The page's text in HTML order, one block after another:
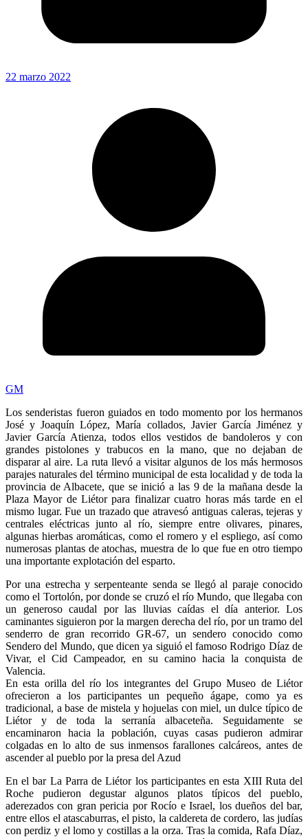
22 marzo 2022
GM
Los senderistas fueron guiados en todo momento por los hermanos
José y Joaquín López, María collados, Javier García Jiménez y
Javier García Atienza, todos ellos vestidos de bandoleros y con
grandes pistolones y trabucos en la mano, que no dejaban de
disparar al aire. La ruta llevó a visitar algunos de los más hermosos
parajes naturales del término municipal de esta localidad y de toda la
provincia de Albacete, que se inició a las 9 de la mañana desde la
Plaza Mayor de Liétor para finalizar cuatro horas más tarde en el
mismo lugar. Fue un trazado que atravesó antiguas caleras, tejeras y
centrales eléctricas junto al río, siempre entre olivares, pinares,
algunas hierbas aromáticas, como el romero y el espliego, así como
numerosas plantas de atochas, muestra de lo que fue en otro tiempo
una importante explotación del esparto.
Por una estrecha y serpenteante senda se llegó al paraje conocido
como el Tortolón, por donde se cruzó el río Mundo, que llegaba con
un generoso caudal por las lluvias caídas el día anterior. Los
caminantes siguieron por la margen derecha del río, por un tramo del
senderro de gran recorrido GR-67, un sendero conocido como
Sendero del Mundo, que dicen ya siguió el famoso Rodrigo Díaz de
Vivar, el Cid Campeador, en su camino hacia la conquista de
Valencia.
En esta orilla del río los integrantes del Grupo Museo de Liétor
ofrecieron a los participantes un pequeño ágape, como ya es
tradicional, a base de mistela y hojuelas con miel, un dulce típico de
Liétor y de toda la serranía albaceteña. Seguidamente se
encaminaron hacia la población, cuyas casas pudieron admirar
colgadas en lo alto de sus inmensos farallones calcáreos, antes de
ascender al pueblo por la presa del Azud
En el bar La Parra de Liétor los participantes en esta XIII Ruta del
Roche pudieron degustar algunos platos típicos del pueblo,
aderezados con gran pericia por Rocío e Israel, los dueños del bar,
entre ellos el atascaburras, el pisto, la caldereta de cordero, las judías
con perdiz y el lomo y costillas a la orza. Tras la comida, Rafa Díaz,